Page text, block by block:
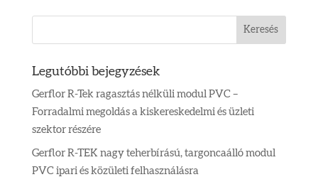
Legutóbbi bejegyzések
Gerflor R-Tek ragasztás nélküli modul PVC –
Forradalmi megoldás a kiskereskedelmi és üzleti
szektor részére
Gerflor R-TEK nagy teherbírású, targoncaálló modul
PVC ipari és közületi felhasználásra